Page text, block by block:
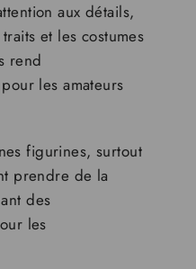
aux détails,
et les costumes
rend
les amateurs
figurines, surtout
prendre de la
des
les